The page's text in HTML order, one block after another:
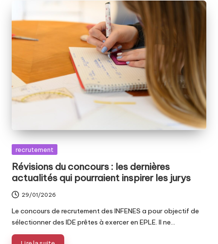
Posted
recrutement
Révisions du concours : les dernières
actualités qui pourraient inspirer les jurys
29/01/2026
Le concours de recrutement des INFENES a pour objectif de
sélectionner des IDE prêtes à exercer en EPLE. Il ne…